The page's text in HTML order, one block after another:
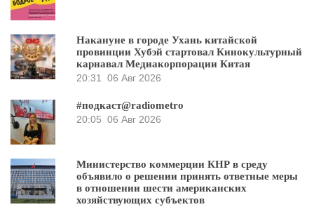
Накануне в городе Ухань китайской
провинции Хубэй стартовал Кинокультурный
карнавал Медиакорпорации Китая
20:31 06 Авг 2026
#подкаст@radiometro
20:05 06 Авг 2026
Министерство коммерции КНР в среду
объявило о решении принять ответные меры
в отношении шести американских
хозяйствующих субъектов